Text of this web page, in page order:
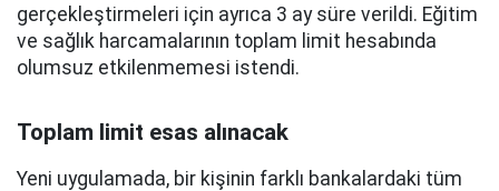
gerçekleştirmeleri için ayrıca 3 ay süre verildi. Eğitim
ve sağlık harcamalarının toplam limit hesabında
olumsuz etkilenmemesi istendi.
Toplam limit esas alınacak
Yeni uygulamada, bir kişinin farklı bankalardaki tüm